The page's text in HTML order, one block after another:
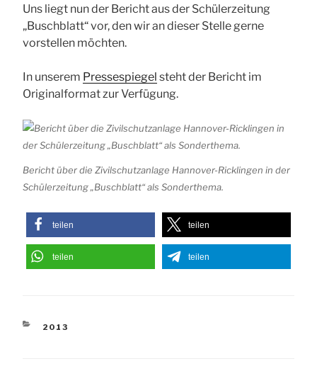
Uns liegt nun der Bericht aus der Schülerzeitung
„Buschblatt“ vor, den wir an dieser Stelle gerne
vorstellen möchten.
In unserem Pressespiegel steht der Bericht im
Originalformat zur Verfügung.
Bericht über die Zivilschutzanlage Hannover-Ricklingen in der
Schülerzeitung „Buschblatt“ als Sonderthema.
teilen teilen
teilen teilen
KATEGORIEN
2013